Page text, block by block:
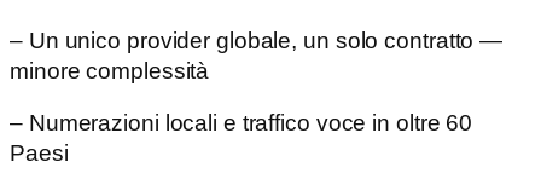
– Un unico provider globale, un solo contratto —
minore complessità
– Numerazioni locali e traffico voce in oltre 60
Paesi